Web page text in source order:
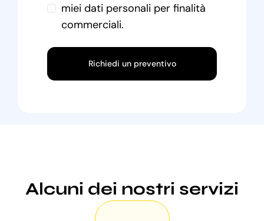
miei dati personali per finalità
commerciali.
Richiedi un preventivo
Alcuni dei nostri servizi